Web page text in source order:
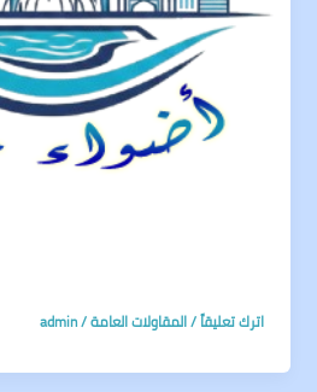
اترك تعليقاً/المقاولات العامة/
admin